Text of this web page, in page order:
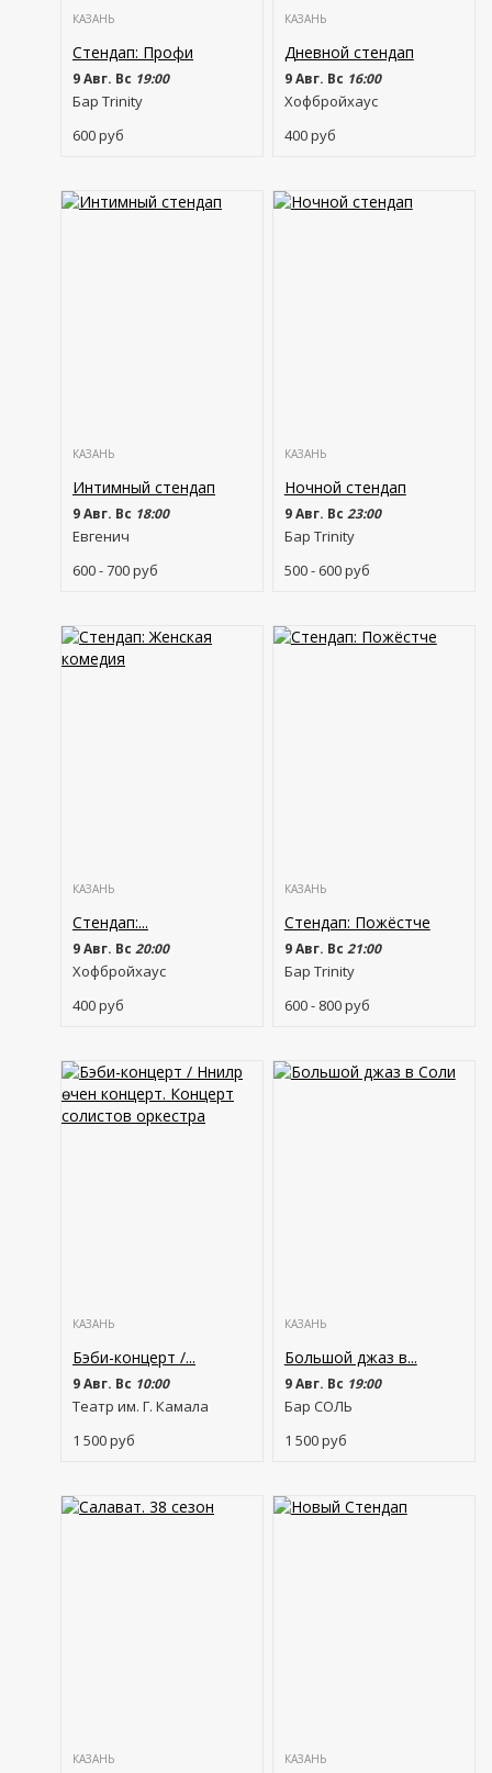
КАЗАНЬ
Стендап: Профи
9 Авг. Вс 19:00
Бар Trinity
600руб
КАЗАНЬ
Дневной стендап
9 Авг. Вс 16:00
Хофбройхаус
400руб
КАЗАНЬ
Интимный стендап
9 Авг. Вс 18:00
Евгенич
600 - 700руб
КАЗАНЬ
Ночной стендап
9 Авг. Вс 23:00
Бар Trinity
500 - 600руб
КАЗАНЬ
Стендап:...
9 Авг. Вс 20:00
Хофбройхаус
400руб
КАЗАНЬ
Стендап: Пожёстче
9 Авг. Вс 21:00
Бар Trinity
600 - 800руб
КАЗАНЬ
Бэби-концерт /...
9 Авг. Вс 10:00
Театр им. Г. Камала
1 500руб
КАЗАНЬ
Большой джаз в...
9 Авг. Вс 19:00
Бар СОЛЬ
1 500руб
КАЗАНЬ КАЗАНЬ